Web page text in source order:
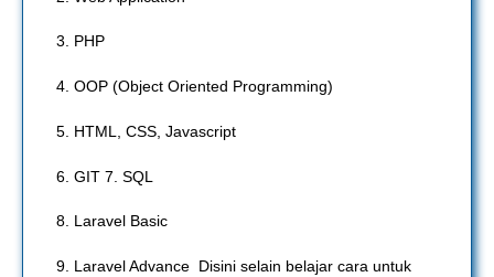
3. PHP
4. OOP (Object Oriented Programming)
5. HTML, CSS, Javascript
6. GIT 7. SQL
8. Laravel Basic
9. Laravel Advance Disini selain belajar cara untuk